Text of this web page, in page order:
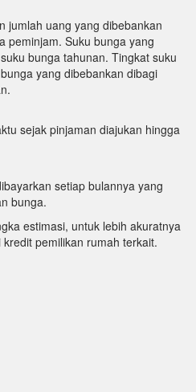
jumlah uang yang dibebankan
peminjam. Suku bunga yang
bunga tahunan. Tingkat suku
yang dibebankan dibagi
sejak pinjaman diajukan hingga
setiap bulannya yang
bunga.
estimasi, untuk lebih akuratnya
pemilikan rumah terkait.